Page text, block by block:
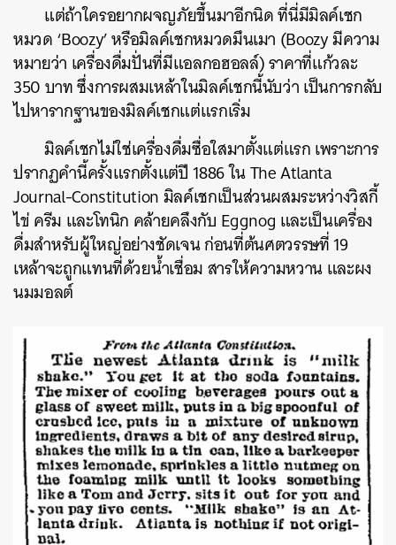
แต่ถ้าใครอยากผจญภัยขึ้นมาอีกนิด ที่นี่มีมิลค์เชก
หมวด ‘Boozy’ หรือมิลค์เชกหมวดมึนเมา (Boozy มีความ
หมายว่า เครื่องดื่มปั่นที่มีแอลกอฮอลล์) ราคาที่แก้วละ
350 บาท ซึ่งการผสมเหล้าในมิลค์เชกนี้นับว่า เป็นการกลับ
ไปหารากฐานของมิลค์เชกแต่แรกเริ่ม
มิลค์เชกไม่ใช่เครื่องดื่มซื่อใสมาตั้งแต่แรก เพราะการ
ปรากฏคำนี้ครั้งแรกตั้งแต่ปี 1886 ในThe Atlanta
Journal-Constitutionมิลค์เชกเป็นส่วนผสมระหว่างวิสกี้
ไข่ ครีม และโทนิก คล้ายคลึงกับ Eggnog และเป็นเครื่อง
ดื่มสำหรับผู้ใหญ่อย่างชัดเจนก่อนที่ต้นศตวรรษที่ 19
เหล้าจะถูกแทนที่ด้วยน้ำเชื่อม สารให้ความหวาน และผง
นมมอลต์